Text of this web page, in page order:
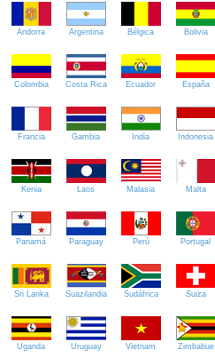
Andorra Argentina Bélgica Bolivia
Colombia Costa Rica Ecuador España
Francia Gambia India Indonesia
Kenia Laos Malasia Malta
Panamá Paraguay Perú Portugal
Sri Lanka Suazilandia Sudáfrica Suiza
Uganda Uruguay Vietnam Zimbabue